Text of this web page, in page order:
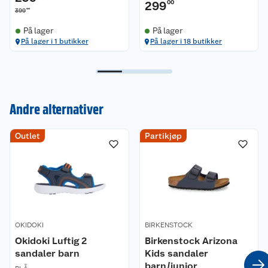
lufttørkes.
39900
På lager
På lager i 1 butikker
29900
På lager
På lager i 18 butikker
Andre alternativer
Outlet
OKIDOKI
Okidoki Luftig 2
sandaler barn
Partikjøp
BIRKENSTOCK
Birkenstock Arizona
Kids sandaler
Om oss
Nyheter
Våre butikker
Våre merkevarer
Kundeservice
Kontakt oss
Angre- og returrett
Reklamasjon og garanti
Ofte stilte spørsmål